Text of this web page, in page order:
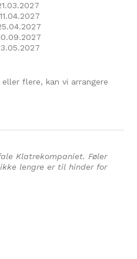
flere, kan vi arrangere
Klatrekompaniet. Føler
lengre er til hinder for